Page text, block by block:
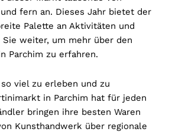
fern an. Dieses Jahr bietet der
Palette an Aktivitäten und
weiter, um mehr über den
Parchim zu erfahren.
viel zu erleben und zu
in Parchim hat für jeden
bringen ihre besten Waren
Kunsthandwerk über regionale